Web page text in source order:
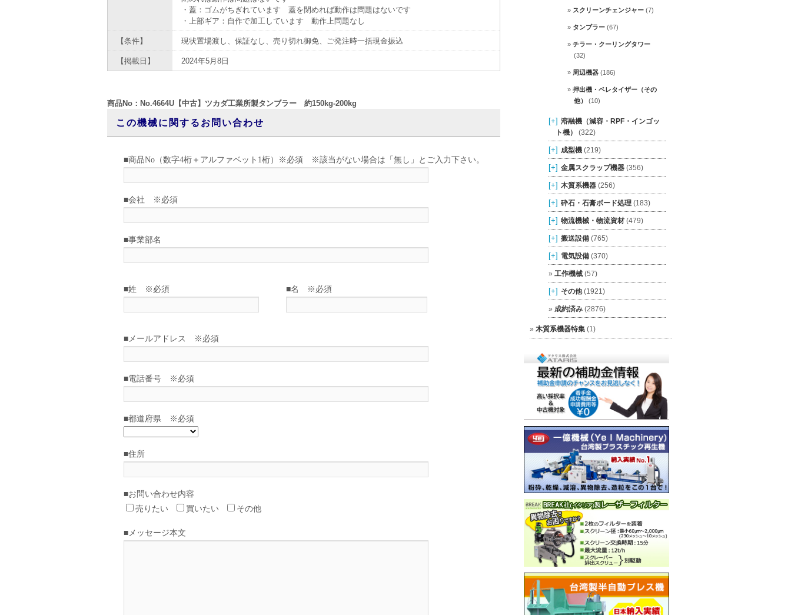
・蓋：ゴムがちぎれています 蓋を閉めれば動作は問題はないです
・上部ギア：自作で加工しています 動作上問題なし
【条件】 現状置場渡し、保証なし、売り切れ御免、ご発注時一括現金振込
【掲載日】 2024年5月8日
商品No：No.4664U【中古】ツカダ工業所製タンブラー 約150kg-200kg
この機械に関するお問い合わせ
スクリーンチェンジャー(7)
タンブラー(67)
チラー・クーリングタワー
(32)
周辺機器(186)
押出機・ペレタイザー（その
他）
(10)
[+] 溶融機（減容・RPF・インゴッ
ト機）
(322)
[+] 成型機(219)
[+] 金属スクラップ機器(356)
[+] 木質系機器(256)
[+] 砕石・石膏ボード処理(183)
[+] 物流機械・物流資材(479)
[+] 搬送設備(765)
[+] 電気設備(370)
工作機械(57)
[+] その他(1921)
成約済み(2876)
木質系機器特集(1)